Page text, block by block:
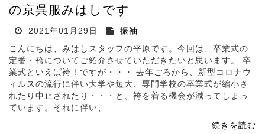
の京呉服みはしです
2021年01月29日
振袖
こんにちは、みはしスタッフの平原です。今回は、卒業式の
定番・袴についてご紹介させていただきたいと思います。 卒
業式といえば袴！ですが・・・ 去年ごろから、新型コロナウ
ィルスの流行に伴い大学や短大、専門学校の卒業式が縮小さ
れたり中止されたり・・・と、袴を着る機会が減ってしまっ
ています。それに伴い、...
続きを読む